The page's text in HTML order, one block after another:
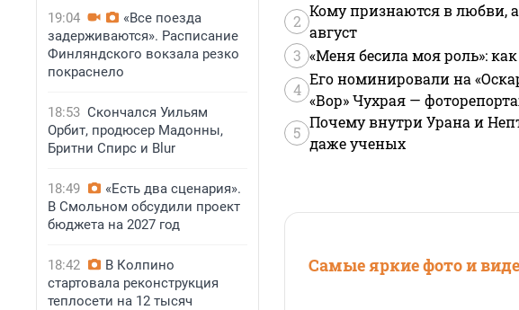
19:04
«Все поезда
задерживаются». Расписание
Финляндского вокзала резко
покраснело
18:53 Скончался Уильям
Орбит, продюсер Мадонны,
Бритни Спирс и Blur
18:49
«Есть два сценария».
В Смольном обсудили проект
бюджета на 2027 год
18:42
В Колпино
стартовала реконструкция
теплосети на 12 тысяч
2
Кому признаются в любви,
август
3 «Меня бесила моя роль»:
4
Его номинировали на
«Вор» Чухрая —
5
Почему внутри Урана и
даже ученых
Самые яркие фото и